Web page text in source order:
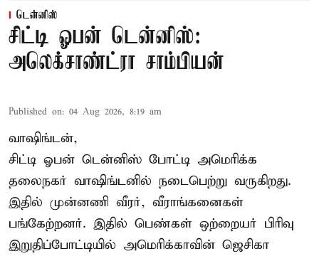
டென்னிஸ்
சிட்டி ஓபன் டென்னிஸ்:
அலெக்சாண்ட்ரா சாம்பியன்
Published on: 04 Aug 2026, 8:19 am
வாஷிங்டன்,
சிட்டி ஓபன் டென்னிஸ் போட்டி அமெரிக்க
தலைநகர் வாஷிங்டனில் நடைபெற்று வருகிறது.
இதில் முன்னணி வீரர், வீராங்கனைகள்
பங்கேற்றனர். இதில் பெண்கள் ஒற்றையர் பிரிவு
இறுதிப்போட்டியில் அமெரிக்காவின் ஜெசிகா